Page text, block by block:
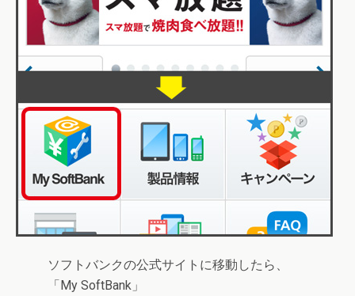
ソフトバンクの公式サイトに移動したら、
「My SoftBank 」